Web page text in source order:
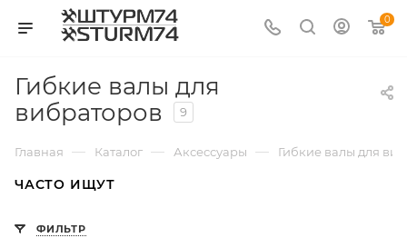
0
Гибкие валы для
вибраторов
9
Главная — Каталог — Аксессуары — Гибкие валы для
ЧАСТО ИЩУТ
ФИЛЬТР